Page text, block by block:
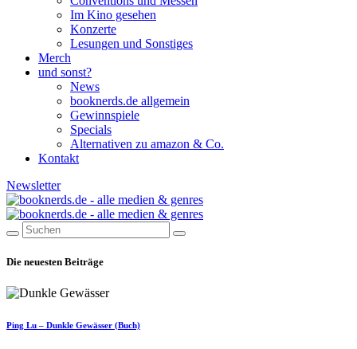
Im Kino gesehen
Konzerte
Lesungen und Sonstiges
Merch
und sonst?
News
booknerds.de allgemein
Gewinnspiele
Specials
Alternativen zu amazon & Co.
Kontakt
Newsletter
Die neuesten Beiträge
Ping Lu – Dunkle Gewässer (Buch)